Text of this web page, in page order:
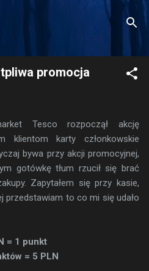
zawartości
promocja
Tesco rozpoczął akcję
klientom karty członkowskie
bywa przy akcji promocyjnej,
gotówkę tłum rzucił się brać
Zapytałem się przy kasie,
przedstawiam to co mi się udało
= 1 punkt
= 5 PLN